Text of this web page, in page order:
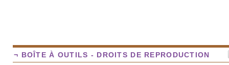
¬ BOÎTE À OUTILS - DROITS DE REPRODUCTION